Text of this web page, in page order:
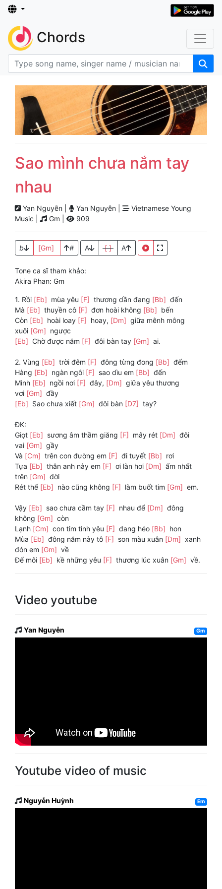
Chords
Sao mình chưa nắm tay
nhau
Yan Nguyễn | Yan Nguyễn |
Vietnamese Young
Music |
Gm | 909
b [Gm] # A [ ] A
Tone ca sĩ tham khảo:
Akira Phan: Gm
1. Rồi [Eb] mùa yêu [F] thương dần đang [Bb] đến
Mà [Eb] thuyền cô [F] đơn hoài không [Bb] bến
Còn [Eb] hoài loay [F] hoay, [Dm] giữa mênh mông
xuôi [Gm] ngược
[Eb] Chờ được nắm [F] đôi bàn tay [Gm] ai.
2. Vùng [Eb] trời đêm [F] đông từng đong [Bb] đếm
Hàng [Eb] ngàn ngôi [F] sao dìu em [Bb] đến
Mình [Eb] ngồi nơi [F] đây, [Dm] giữa yêu thương
vơi [Gm] đầy
[Eb] Sao chưa xiết [Gm] đôi bàn [D7] tay?
ĐK:
Giọt [Eb] sương âm thầm giăng [F] mây rét [Dm] đôi
vai [Gm] gầy
Và [Cm] trên con đường em [F] đi tuyết [Bb] rơi
Tựa [Eb] thân anh này em [F] ơi làn hơi [Dm] ấm nhất
trên [Gm] đời
Rét thế [Eb] nào cũng không [F] làm buốt tim [Gm] em.
Vậy [Eb] sao chưa cầm tay [F] nhau để [Dm] đông
không [Gm] còn
Lạnh [Cm] con tim tình yêu [F] đang héo [Bb] hon
Mùa [Eb] đông năm này tô [F] son màu xuân [Dm] xanh
đón em [Gm] về
Để môi [Eb] kề những yêu [F] thương lúc xuân [Gm] về.
Video youtube
Yan Nguyễn Gm
Youtube video of music
Nguyễn Huỳnh Em